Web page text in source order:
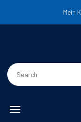
Mein
Toggle navigation